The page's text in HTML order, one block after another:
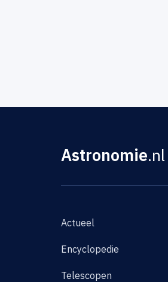
Astronomie.nl
Actueel
Encyclopedie
Telescopen